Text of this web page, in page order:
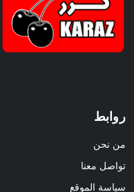
روابط
من نحن
تواصل معنا
سياسة الموقع